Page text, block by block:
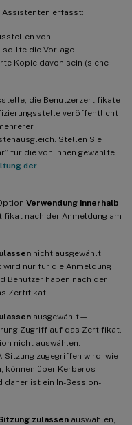
Assistenten erfasst:
von
sollte die Vorlage
Kopie davon sein (siehe
die Benutzerzertifikate
veröffentlicht
Stellen Sie
für die von Ihnen gewählte
der
Verwendung innerhalb
nach der Anmeldung am
nicht ausgewählt
nur für die Anmeldung
Benutzer haben nach der
Zertifikat.
ausgewählt—
Zugriff auf das Zertifikat.
nicht auswählen.
Sitzung zugegriffen wird, wie
können über Kerberos
daher ist ein In-Session-
zulassen auswählen,